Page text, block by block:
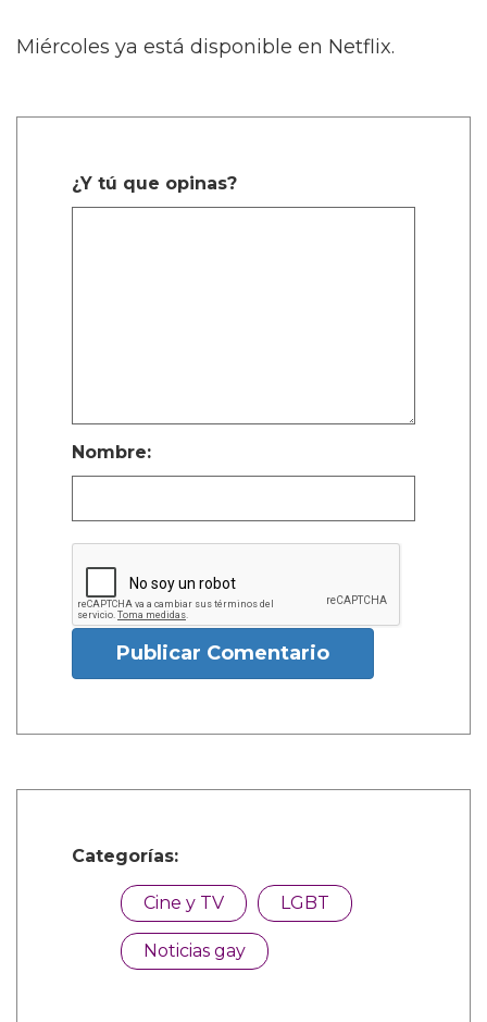
Miércoles ya está disponible en Netflix.
¿Y tú que opinas?
Nombre:
Publicar Comentario
Categorías:
Cine y TV LGBT
Noticias gay